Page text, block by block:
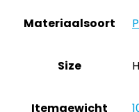
Materiaalsoort
Size
Itemgewicht